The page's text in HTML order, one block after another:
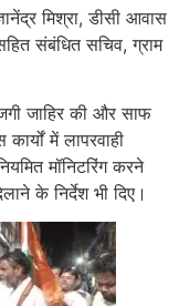
मिश्रा, डीसी आवास
संबंधित सचिव, ग्राम
जाहिर की और साफ
में लापरवाही
मॉनिटरिंग करने
के निर्देश भी दिए।